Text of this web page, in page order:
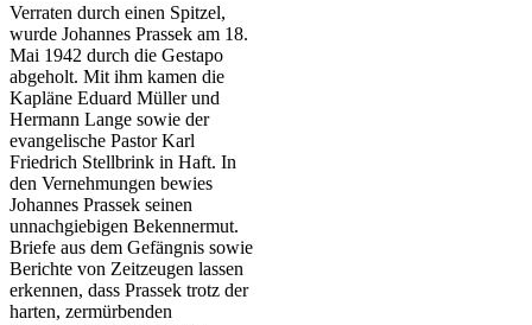
Verraten durch einen Spitzel,
wurde Johannes Prassek am 18.
Mai 1942 durch die Gestapo
abgeholt. Mit ihm kamen die
Kapläne Eduard Müller und
Hermann Lange sowie der
evangelische Pastor Karl
Friedrich Stellbrink in Haft. In
den Vernehmungen bewies
Johannes Prassek seinen
unnachgiebigen Bekennermut.
Briefe aus dem Gefängnis sowie
Berichte von Zeitzeugen lassen
erkennen, dass Prassek trotz der
harten, zermürbenden